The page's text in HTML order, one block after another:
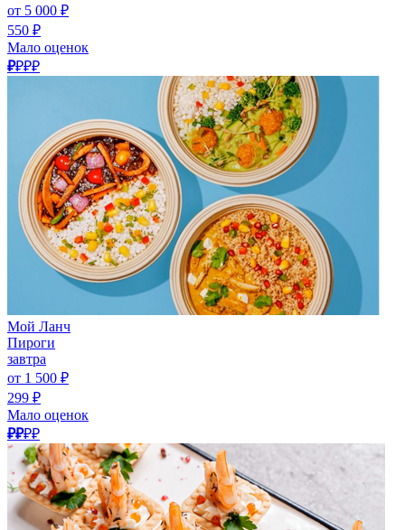
от 5 000 ₽
550 ₽
Мало оценок
₽₽₽₽
Мой Ланч
Пироги
завтра
от 1 500 ₽
299 ₽
Мало оценок
₽₽₽₽